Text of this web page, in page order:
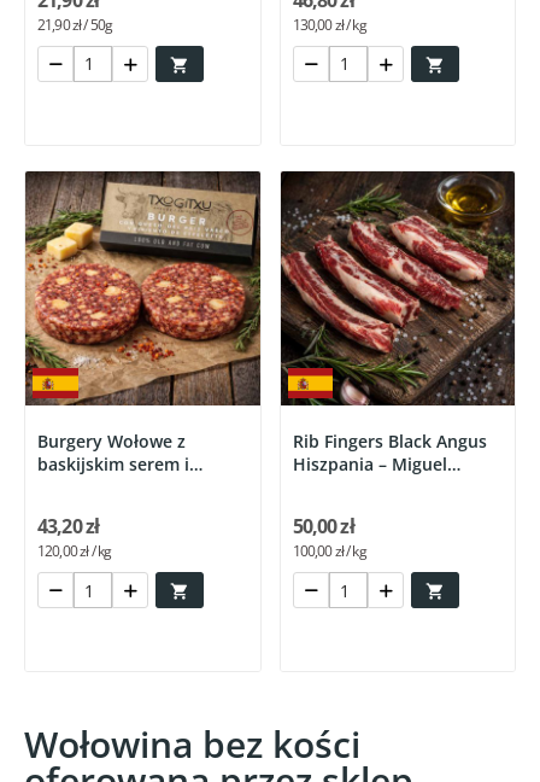

21,90 zł / 50g

130,00 zł / kg
Burgery Wołowe z
baskijskim serem i

43,20 zł
120,00 zł / kg
Rib Fingers Black Angus
Hiszpania – Miguel

50,00 zł
100,00 zł / kg
Wołowina bez kości